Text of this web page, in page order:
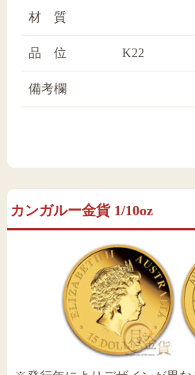
材 質
品 位 K22
備考欄
カンガルー金貨 1/10oz